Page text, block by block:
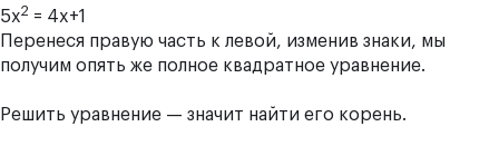
5х2 = 4x+1
Перенеся правую часть к левой, изменив знаки, мы
получим опять же полное квадратное уравнение.
Решить уравнение — значит найти его корень.